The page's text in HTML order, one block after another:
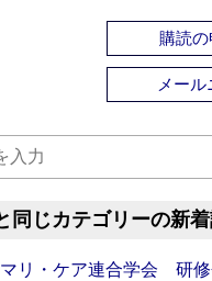
購読の
メール
同じカテゴリーの新
マリ・ケア連合学会 研